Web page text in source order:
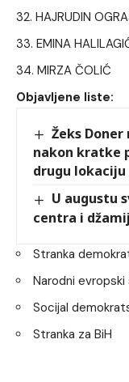
HAJRUDIN
EMINA
MIRZA ČOLIĆ
Objavljene liste:
Žeks
nakon kratke
drugu lokaciju
U augustu
centra i
Stranka
Narodni evropski
Socijal
Stranka za BiH